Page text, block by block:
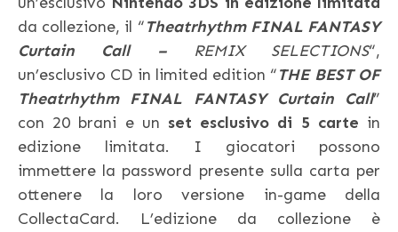
da collezione, il “Theatrhythm FINAL FANTASY
Curtain Call –
REMIX SELECTIONS“,
un’esclusivo CD in limited edition “THE BEST OF
Theatrhythm FINAL FANTASY Curtain Call”
con 20 brani e un set esclusivo di 5 carte in
edizione limitata. I giocatori possono
immettere la password presente sulla carta per
ottenere la loro versione in-game della
CollectaCard. L’edizione da collezione è